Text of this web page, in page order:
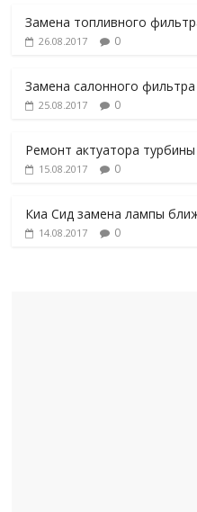
Замена топливного
26.08.2017 0
Замена салонного
25.08.2017 0
Ремонт актуатора
15.08.2017 0
Киа Сид замена лампы
14.08.2017 0